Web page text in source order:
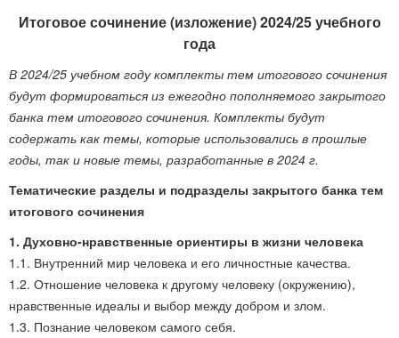
Итоговое сочинение (изложение) 2024/25 учебного
года
В 2024/25 учебном году комплекты тем итогового сочинения
будут формироваться из ежегодно пополняемого закрытого
банка тем итогового сочинения. Комплекты будут
содержать как темы, которые использовались в прошлые
годы, так и новые темы, разработанные в 2024 г.
Тематические разделы и подразделы закрытого банка тем
итогового сочинения
1. Духовно-нравственные ориентиры в жизни человека
1.1. Внутренний мир человека и его личностные качества.
1.2. Отношение человека к другому человеку (окружению),
нравственные идеалы и выбор между добром и злом.
1.3. Познание человеком самого себя.